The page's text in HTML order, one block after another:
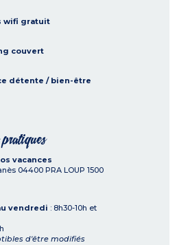
wifi gratuit
couvert
détente / bien-être
vacances
04400 PRA LOUP 1500
vendredi : 8h30-10h et
d'être modifiés